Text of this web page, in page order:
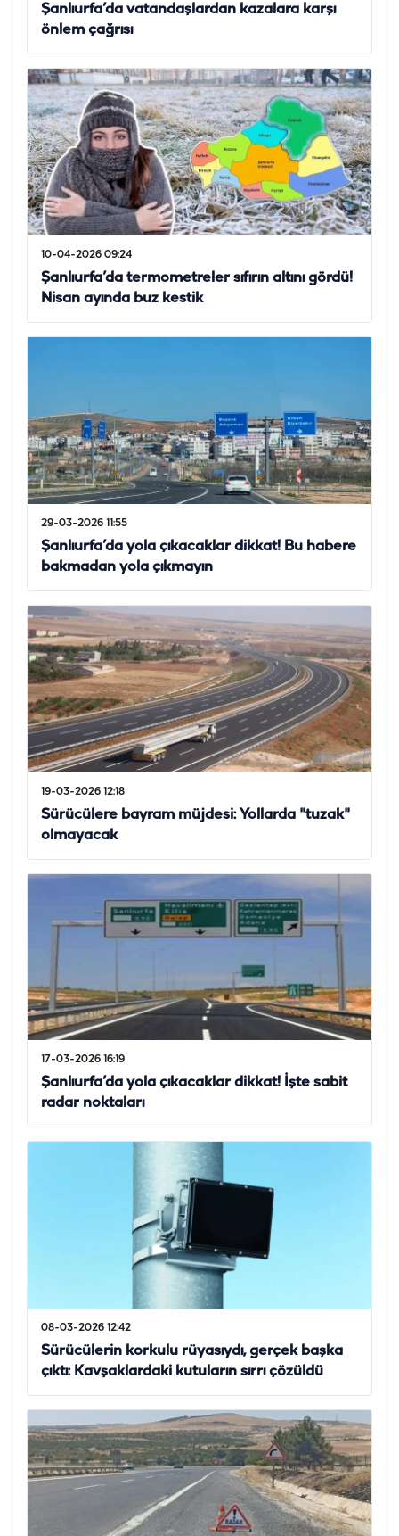
Şanlıurfa’da vatandaşlardan kazalara karşı
önlem çağrısı
10-04-2026 09:24
Şanlıurfa’da termometreler sıfırın altını gördü!
Nisan ayında buz kestik
29-03-2026 11:55
Şanlıurfa’da yola çıkacaklar dikkat! Bu habere
bakmadan yola çıkmayın
19-03-2026 12:18
Sürücülere bayram müjdesi: Yollarda "tuzak"
olmayacak
17-03-2026 16:19
Şanlıurfa’da yola çıkacaklar dikkat! İşte sabit
radar noktaları
08-03-2026 12:42
Sürücülerin korkulu rüyasıydı, gerçek başka
çıktı: Kavşaklardaki kutuların sırrı çözüldü